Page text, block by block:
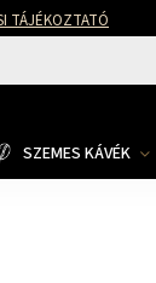
TÁJÉKOZTATÓ
SZEMES KÁVÉK